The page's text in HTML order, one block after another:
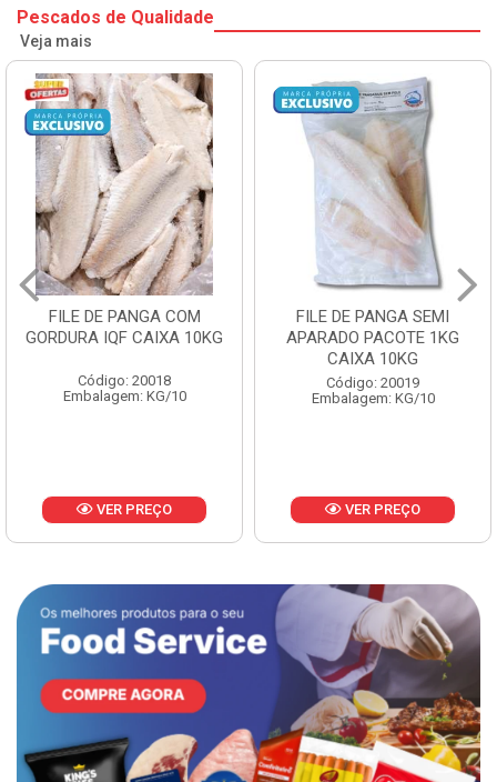
Pescados de Qualidade
Veja mais
FILE DE PANGA SEMI
APARADO PACOTE 1KG
Código: 20019
Embalagem: KG/10
VER PREÇO
POLACA DESFIADA
PESCAMARES
CX10KG
Código: 20161
Embalagem: KG/10
VER PREÇO